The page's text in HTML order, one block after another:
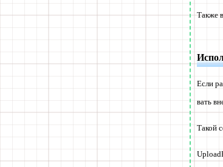
Также
Если
вать
Такой